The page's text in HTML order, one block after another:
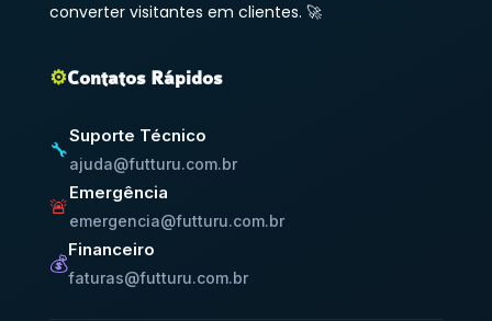
converter visitantes em clientes. 🚀
⚙️Contatos Rápidos
🔧
Suporte Técnico
ajuda@futturu.com.br
🚨
Emergência
emergencia@futturu.com.br
💰
Financeiro
faturas@futturu.com.br